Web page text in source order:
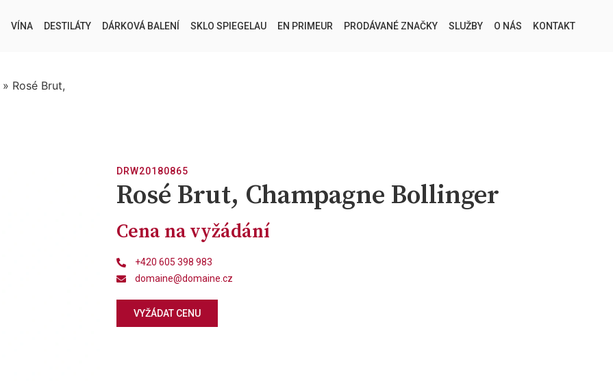
VÍNA DESTILÁTY DÁRKOVÁ BALENÍ SKLO SPIEGELAU EN PRIMEUR PRODÁVANÉ ZNAČKY SLUŽBY O NÁS KONTAKT
» Rosé Brut,
DRW20180865
Rosé Brut, Champagne Bollinger
Cena na vyžádání
+420 605 398 983
domaine@domaine.cz
VYŽÁDAT CENU